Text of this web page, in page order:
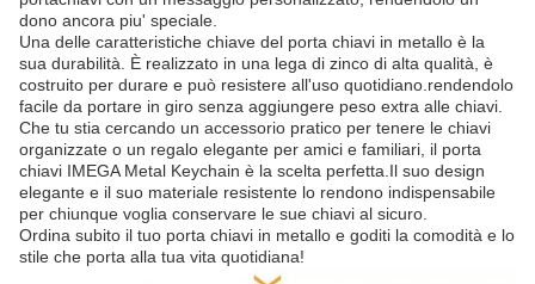
dono ancora piu' speciale.
Una delle caratteristiche chiave del porta chiavi in metallo è la
sua durabilità. È realizzato in una lega di zinco di alta qualità, è
costruito per durare e può resistere all'uso quotidiano.rendendolo
facile da portare in giro senza aggiungere peso extra alle chiavi.
Che tu stia cercando un accessorio pratico per tenere le chiavi
organizzate o un regalo elegante per amici e familiari, il porta
chiavi IMEGA Metal Keychain è la scelta perfetta.Il suo design
elegante e il suo materiale resistente lo rendono indispensabile
per chiunque voglia conservare le sue chiavi al sicuro.
Ordina subito il tuo porta chiavi in metallo e goditi la comodità e lo
stile che porta alla tua vita quotidiana!